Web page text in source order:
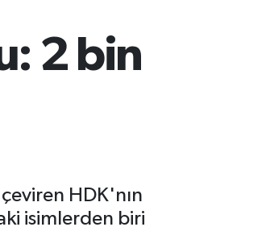
2 bin
HDK'nın
isimlerden biri